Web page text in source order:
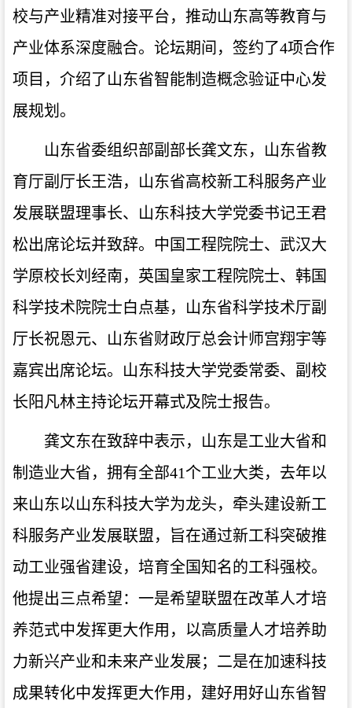
校与产业精准对接平台，推动山东高等教育与
产业体系深度融合。论坛期间，签约了4项合作
项目，介绍了山东省智能制造概念验证中心发
展规划。
山东省委组织部副部长龚文东，山东省教
育厅副厅长王浩，山东省高校新工科服务产业
发展联盟理事长、山东科技大学党委书记王君
松出席论坛并致辞。中国工程院院士、武汉大
学原校长刘经南，英国皇家工程院院士、韩国
科学技术院院士白点基，山东省科学技术厅副
厅长祝恩元、山东省财政厅总会计师宫翔宇等
嘉宾出席论坛。山东科技大学党委常委、副校
长阳凡林主持论坛开幕式及院士报告。
龚文东在致辞中表示，山东是工业大省和
制造业大省，拥有全部41个工业大类，去年以
来山东以山东科技大学为龙头，牵头建设新工
科服务产业发展联盟，旨在通过新工科突破推
动工业强省建设，培育全国知名的工科强校。
他提出三点希望：一是希望联盟在改革人才培
养范式中发挥更大作用，以高质量人才培养助
力新兴产业和未来产业发展；二是在加速科技
成果转化中发挥更大作用，建好用好山东省智